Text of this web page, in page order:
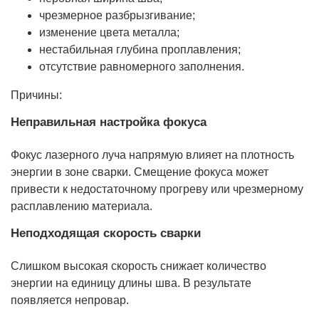
чрезмерное разбрызгивание;
изменение цвета металла;
нестабильная глубина проплавления;
отсутствие равномерного заполнения.
Причины:
Неправильная настройка фокуса
Фокус лазерного луча напрямую влияет на плотность
энергии в зоне сварки. Смещение фокуса может
привести к недостаточному прогреву или чрезмерному
расплавлению материала.
Неподходящая скорость сварки
Слишком высокая скорость снижает количество
энергии на единицу длины шва. В результате
появляется непровар.